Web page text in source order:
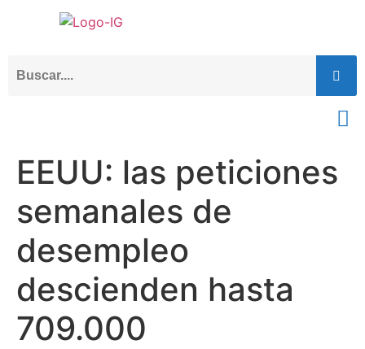
EEUU: las peticiones
semanales de
desempleo
descienden hasta
709.000